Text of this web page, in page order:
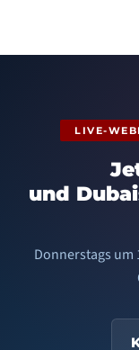
LIVE-
und
Donnerstags um